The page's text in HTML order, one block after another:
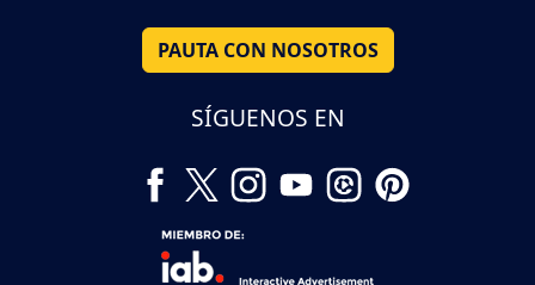
PAUTA CON NOSOTROS
SÍGUENOS EN